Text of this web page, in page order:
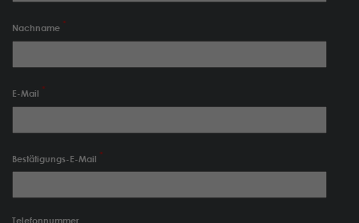
Nachname
E-Mail
Bestätigungs-E-Mail
Telefonnummer